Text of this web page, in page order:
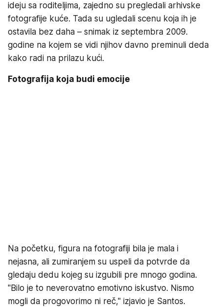
ideju sa roditeljima, zajedno su pregledali arhivske
fotografije kuće. Tada su ugledali scenu koja ih je
ostavila bez daha – snimak iz septembra 2009.
godine na kojem se vidi njihov davno preminuli deda
kako radi na prilazu kući.
Fotografija koja budi emocije
Na početku, figura na fotografiji bila je mala i
nejasna, ali zumiranjem su uspeli da potvrde da
gledaju dedu kojeg su izgubili pre mnogo godina.
"Bilo je to neverovatno emotivno iskustvo. Nismo
mogli da progovorimo ni reč," izjavio je Santos.